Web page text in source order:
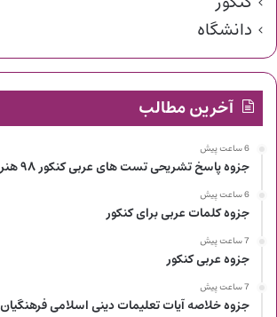
دانشگاه
آخرین مطالب
6 ساعت پیش
جزوه پاسخ تشریحی تست های عربی کنکور ۹۸ هنر
6 ساعت پیش
جزوه کلمات عربی برای کنکور
7 ساعت پیش
جزوه عربی کنکور
7 ساعت پیش
جزوه خلاصه آیات تعلیمات دینی اسلامی فرهنگیان